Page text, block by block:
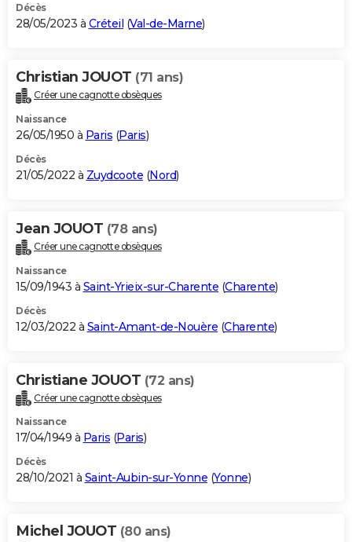
Décès
28/05/2023 à Créteil (Val-de-Marne)
Christian JOUOT (71 ans)
Créer une cagnotte obsèques
Naissance
26/05/1950 à Paris (Paris)
Décès
21/05/2022 à Zuydcoote (Nord)
Jean JOUOT (78 ans)
Créer une cagnotte obsèques
Naissance
15/09/1943 à Saint-Yrieix-sur-Charente (Charente)
Décès
12/03/2022 à Saint-Amant-de-Nouère (Charente)
Christiane JOUOT (72 ans)
Créer une cagnotte obsèques
Naissance
17/04/1949 à Paris (Paris)
Décès
28/10/2021 à Saint-Aubin-sur-Yonne (Yonne)
Michel JOUOT (80 ans)